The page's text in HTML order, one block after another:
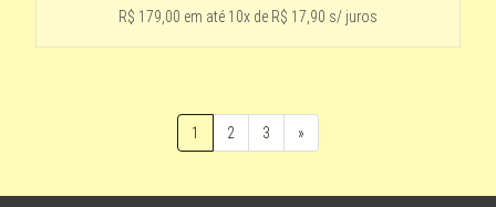
R$ 179,00 em até 10x de R$ 17,90 s/ juros
1 2 3 »